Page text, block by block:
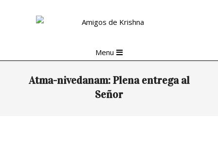
Navigation
Menu
Atma-nivedanam: Plena entrega al
Señor